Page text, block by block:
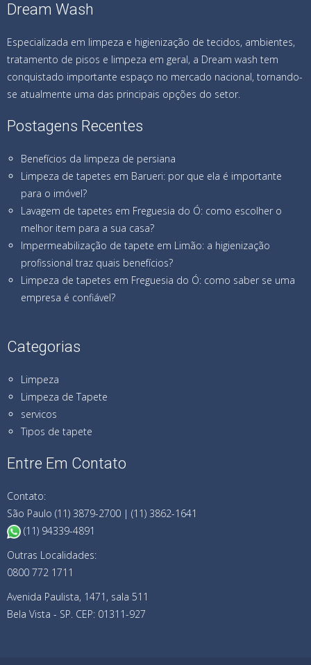
Dream Wash
Especializada em limpeza e higienização de tecidos, ambientes,
tratamento de pisos e limpeza em geral, a Dream wash tem
conquistado importante espaço no mercado nacional, tornando-
se atualmente uma das principais opções do setor.
Postagens Recentes
Benefícios da limpeza de persiana
Limpeza de tapetes em Barueri: por que ela é importante
para o imóvel?
Lavagem de tapetes em Freguesia do Ó: como escolher o
melhor item para a sua casa?
Impermeabilização de tapete em Limão: a higienização
profissional traz quais benefícios?
Limpeza de tapetes em Freguesia do Ó: como saber se uma
empresa é confiável?
Categorias
Limpeza
Limpeza de Tapete
servicos
Tipos de tapete
Entre Em Contato
Contato:
São Paulo (11) 3879-2700 | (11) 3862-1641
(11) 94339-4891
Outras Localidades:
0800 772 1711
Avenida Paulista, 1471, sala 511
Bela Vista - SP. CEP: 01311-927